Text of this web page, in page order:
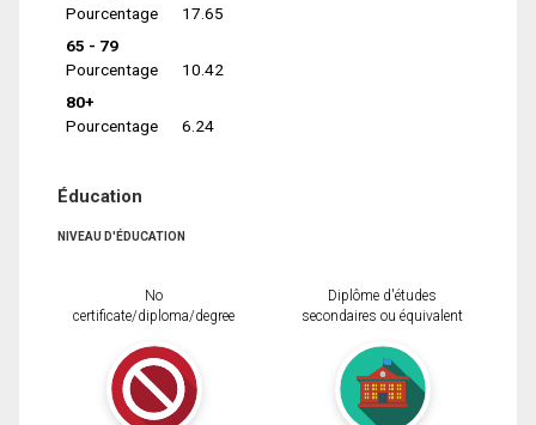
Pourcentage
17.65
65 - 79
Pourcentage
10.42
80+
Pourcentage
6.24
Éducation
NIVEAU D'ÉDUCATION
No
certificate/diploma/degree
Diplôme d'études
secondaires ou équivalent